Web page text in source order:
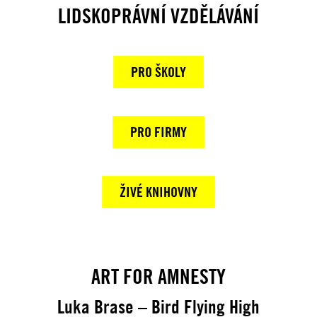
LIDSKOPRÁVNÍ VZDĚLÁVÁNÍ
PRO ŠKOLY
PRO FIRMY
ŽIVÉ KNIHOVNY
ART FOR AMNESTY
Luka Brase – Bird Flying High